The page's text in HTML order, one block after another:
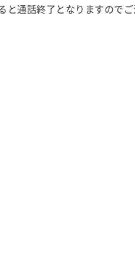
と通話終了となりますのでご